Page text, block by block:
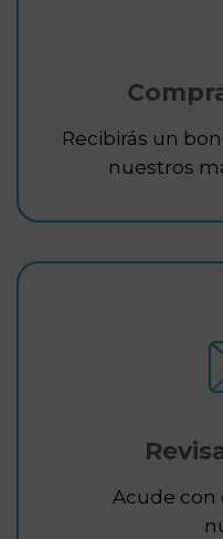
Recibirás un
nuestros
Acude con